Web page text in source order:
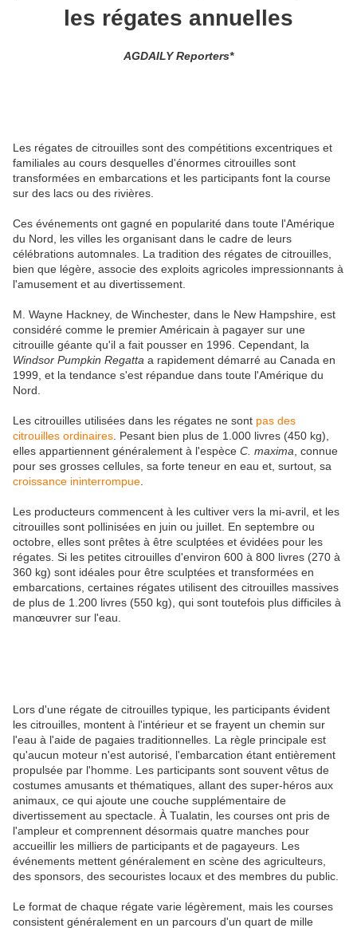
les régates annuelles
AGDAILY Reporters*
Les régates de citrouilles sont des compétitions excentriques et
familiales au cours desquelles d'énormes citrouilles sont
transformées en embarcations et les participants font la course
sur des lacs ou des rivières.
Ces événements ont gagné en popularité dans toute l'Amérique
du Nord, les villes les organisant dans le cadre de leurs
célébrations automnales. La tradition des régates de citrouilles,
bien que légère, associe des exploits agricoles impressionnants à
l'amusement et au divertissement.
M. Wayne Hackney, de Winchester, dans le New Hampshire, est
considéré comme le premier Américain à pagayer sur une
citrouille géante qu'il a fait pousser en 1996. Cependant, la
Windsor Pumpkin Regatta a rapidement démarré au Canada en
1999, et la tendance s'est répandue dans toute l'Amérique du
Nord.
Les citrouilles utilisées dans les régates ne sont pas des
citrouilles ordinaires . Pesant bien plus de 1.000 livres (450 kg),
elles appartiennent généralement à l'espèce C. maxima , connue
pour ses grosses cellules, sa forte teneur en eau et, surtout, sa
croissance ininterrompue
Les producteurs commencent à les cultiver vers la mi-avril, et les
citrouilles sont pollinisées en juin ou juillet. En septembre ou
octobre, elles sont prêtes à être sculptées et évidées pour les
régates. Si les petites citrouilles d'environ 600 à 800 livres (270 à
360 kg) sont idéales pour être sculptées et transformées en
embarcations, certaines régates utilisent des citrouilles massives
de plus de 1.200 livres (550 kg), qui sont toutefois plus difficiles à
manœuvrer sur l'eau.
Lors d'une régate de citrouilles typique, les participants évident
les citrouilles, montent à l'intérieur et se frayent un chemin sur
l'eau à l'aide de pagaies traditionnelles. La règle principale est
qu'aucun moteur n'est autorisé, l'embarcation étant entièrement
propulsée par l'homme. Les participants sont souvent vêtus de
costumes amusants et thématiques, allant des super-héros aux
animaux, ce qui ajoute une couche supplémentaire de
divertissement au spectacle. À Tualatin, les courses ont pris de
l'ampleur et comprennent désormais quatre manches pour
accueillir les milliers de participants et de pagayeurs. Les
événements mettent généralement en scène des agriculteurs,
des sponsors, des secouristes locaux et des membres du public.
Le format de chaque régate varie légèrement, mais les courses
consistent généralement en un parcours d'un quart de mille